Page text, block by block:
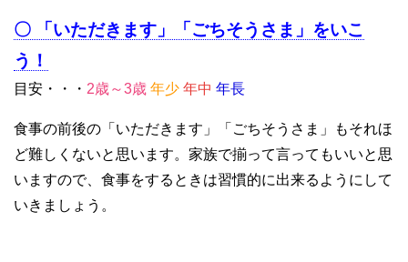
〇 「いただきます」「ごちそうさま」をいこ
う！
目安・・・ 2歳～3歳 年少 年中 年長
食事の前後の「いただきます」「ごちそうさま」もそれほ
ど難しくないと思います。家族で揃って言ってもいいと思
いますので、食事をするときは習慣的に出来るようにして
いきましょう。